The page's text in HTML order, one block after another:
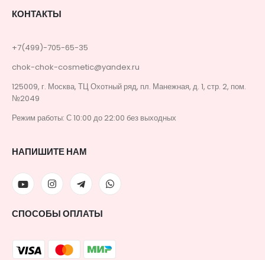
КОНТАКТЫ
+7(499)-705-65-35
chok-chok-cosmetic@yandex.ru
125009, г. Москва, ТЦ Охотный ряд, пл. Манежная, д. 1, стр. 2, пом.
№2049
Режим работы: С 10:00 до 22:00 без выходных
НАПИШИТЕ НАМ
СПОСОБЫ ОПЛАТЫ